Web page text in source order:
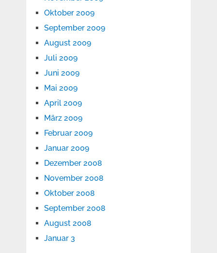
Oktober 2009
September 2009
August 2009
Juli 2009
Juni 2009
Mai 2009
April 2009
März 2009
Februar 2009
Januar 2009
Dezember 2008
November 2008
Oktober 2008
September 2008
August 2008
Januar 3